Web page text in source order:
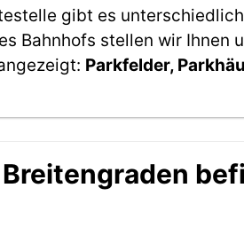
gibt es
Bahnhofs stellen wir Ihnen
Parkfelder,